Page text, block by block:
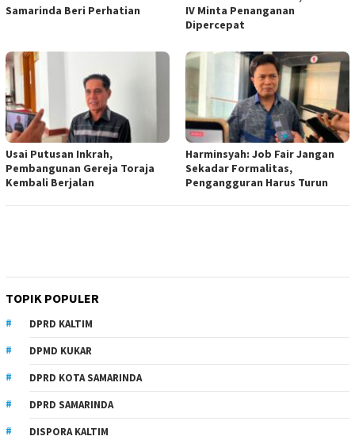
Samarinda Beri Perhatian
IV Minta Penanganan
Dipercepat
Usai Putusan Inkrah,
Pembangunan Gereja Toraja
Kembali Berjalan
Harminsyah: Job Fair Jangan
Sekadar Formalitas,
Pengangguran Harus Turun
TOPIK POPULER
DPRD KALTIM
DPMD KUKAR
DPRD KOTA SAMARINDA
DPRD SAMARINDA
DISPORA KALTIM